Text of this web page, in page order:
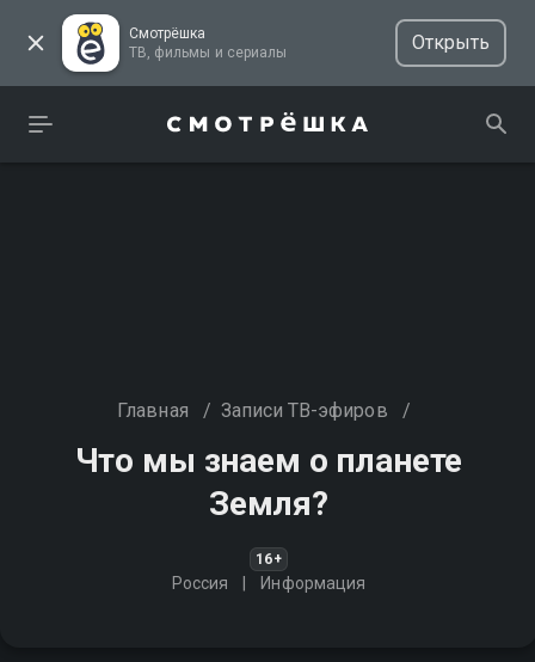
Смотрёшка
ТВ, фильмы и сериалы
Открыть
Главная / Записи ТВ-эфиров /
Что мы знаем о планете
Земля?
16+
Россия Информация